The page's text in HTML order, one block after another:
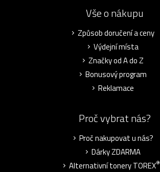
Vše o nákupu
Způsob doručení a ceny
Výdejní místa
Značky od A do Z
Bonusový program
Reklamace
Proč vybrat nás?
Proč nakupovat u nás?
Dárky ZDARMA
Alternativní tonery TOREX®